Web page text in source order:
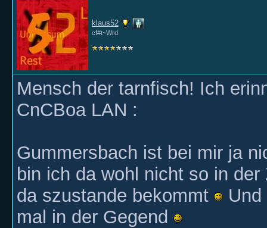
klaus52
cf#t~Wrd
Mensch der tarnfisch! Ich
CnCBoa LAN :
Gummersbach ist bei mir ja
bin ich da wohl nicht so in
da szustande bekommt
mal in der Gegend